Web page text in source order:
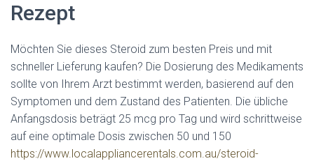
Rezept
Möchten Sie dieses Steroid zum besten Preis und mit
schneller Lieferung kaufen? Die Dosierung des Medikaments
sollte von Ihrem Arzt bestimmt werden, basierend auf den
Symptomen und dem Zustand des Patienten. Die übliche
Anfangsdosis beträgt 25 mcg pro Tag und wird schrittweise
auf eine optimale Dosis zwischen 50 und 150
https://www.localappliancerentals.com.au/steroid-